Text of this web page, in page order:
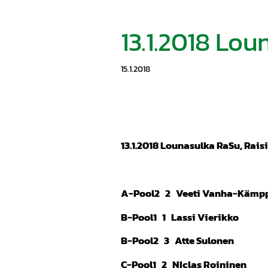
13.1.2018
15.1.2018
13.1.2018 Lounasulka RaSu,
A-Pool2 2 Veeti Vanha-
B-Pool1 1 Lassi Vierikko
B-Pool2 3 Atte Sulonen
C-Pool1 2 NIclas Roininen